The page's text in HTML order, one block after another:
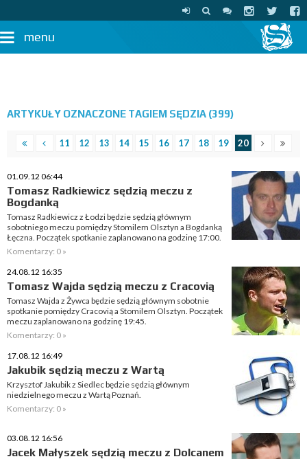
menu
ARTYKUŁY OZNACZONE TAGIEM SĘDZIA (399)
11 12 13 14 15 16 17 18 19 20
01.09.12 06:44
Tomasz Radkiewicz sędzią meczu z
Bogdanką
Tomasz Radkiewicz z Łodzi będzie sędzią głównym
sobotniego meczu pomiędzy Stomilem Olsztyn a Bogdanką
Łęczna. Początek spotkanie zaplanowano na godzinę 17:00.
Komentarzy: 0 »
24.08.12 16:35
Tomasz Wajda sędzią meczu z Cracovią
Tomasz Wajda z Żywca będzie sędzią głównym sobotnie
spotkanie pomiędzy Cracovią a Stomilem Olsztyn. Początek
meczu zaplanowano na godzinę 19:45.
Komentarzy: 0 »
17.08.12 16:49
Jakubik sędzią meczu z Wartą
Krzysztof Jakubik z Siedlec będzie sędzią głównym
niedzielnego meczu z Wartą Poznań.
Komentarzy: 0 »
03.08.12 16:56
Jacek Małyszek sędzią meczu z Dolcanem